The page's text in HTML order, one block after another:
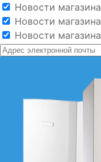
Новости магазина
Новости магазина
Новости магазина